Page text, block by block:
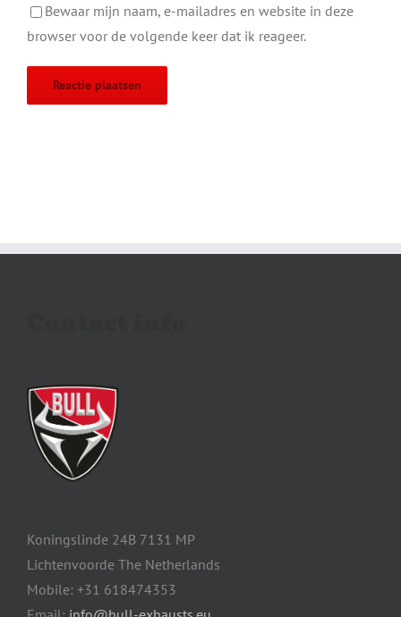
Bewaar mijn naam, e-mailadres en website in deze
browser voor de volgende keer dat ik reageer.
Koningslinde 24B 7131 MP
Lichtenvoorde The Netherlands
Mobile: +31 618474353